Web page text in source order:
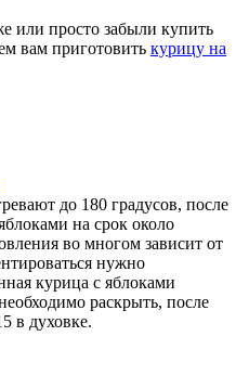
или просто забыли купить
вам приготовить курицу на
до 180 градусов, после
на срок около
во многом зависит от
нужно
курица с яблоками
раскрыть, после
в духовке.